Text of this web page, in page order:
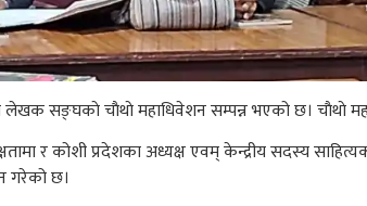
सङ्घकाे चाैथाे महाधिवेशन सम्पन्न भएको छ। चाैथाे
र कोशी प्रदेशका अध्यक्ष एवम् केन्द्रीय सदस्य
गरेको छ।